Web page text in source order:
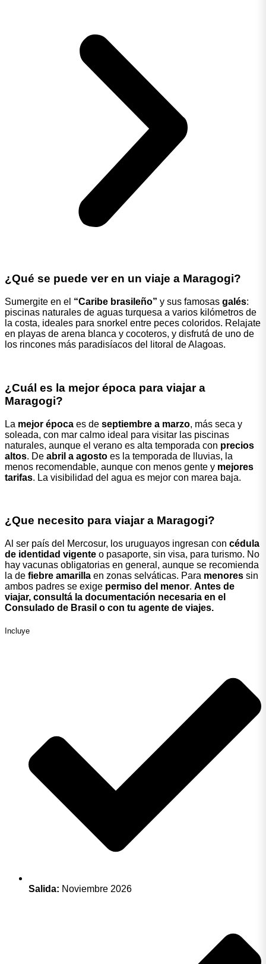
¿Qué se puede ver en un viaje a Maragogi?
Sumergite en el “Caribe brasileño” y sus famosas galés:
piscinas naturales de aguas turquesa a varios kilómetros de
la costa, ideales para snorkel entre peces coloridos. Relajate
en playas de arena blanca y cocoteros, y disfrutá de uno de
los rincones más paradisíacos del litoral de Alagoas.
¿Cuál es la mejor época para viajar a
Maragogi?
La mejor época es de septiembre a marzo, más seca y
soleada, con mar calmo ideal para visitar las piscinas
naturales, aunque el verano es alta temporada con precios
altos. De abril a agosto es la temporada de lluvias, la
menos recomendable, aunque con menos gente y mejores
tarifas. La visibilidad del agua es mejor con marea baja.
¿Que necesito para viajar a Maragogi?
Al ser país del Mercosur, los uruguayos ingresan con cédula
de identidad vigente o pasaporte, sin visa, para turismo. No
hay vacunas obligatorias en general, aunque se recomienda
la de fiebre amarilla en zonas selváticas. Para menores sin
ambos padres se exige permiso del menor. Antes de
viajar, consultá la documentación necesaria en el
Consulado de Brasil o con tu agente de viajes.
Incluye
Salida: Noviembre 2026